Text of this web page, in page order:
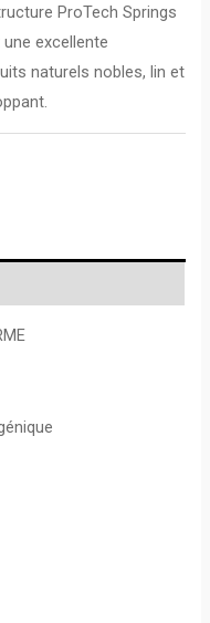
ProTech Springs
excellente
naturels nobles, lin et